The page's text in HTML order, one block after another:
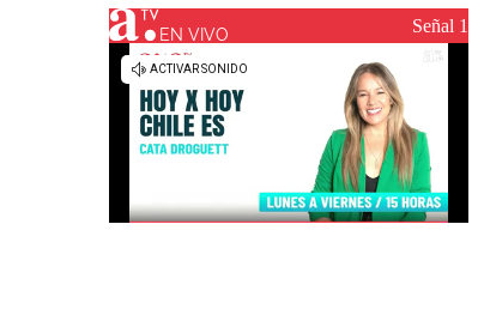
Universidad de Chile
Sustentabilidad
EN VIVO Señal 1